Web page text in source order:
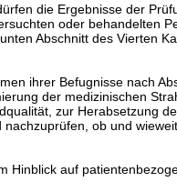
die Ergebnisse der
oder behandelten
Abschnitt des Vierten
ihrer Befugnisse nach
der medizinischen
zur Herabsetzung
ob und
Hinblick auf